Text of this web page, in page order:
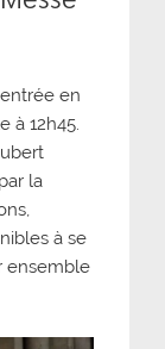
en
à 12h45.
la
à se
ensemble